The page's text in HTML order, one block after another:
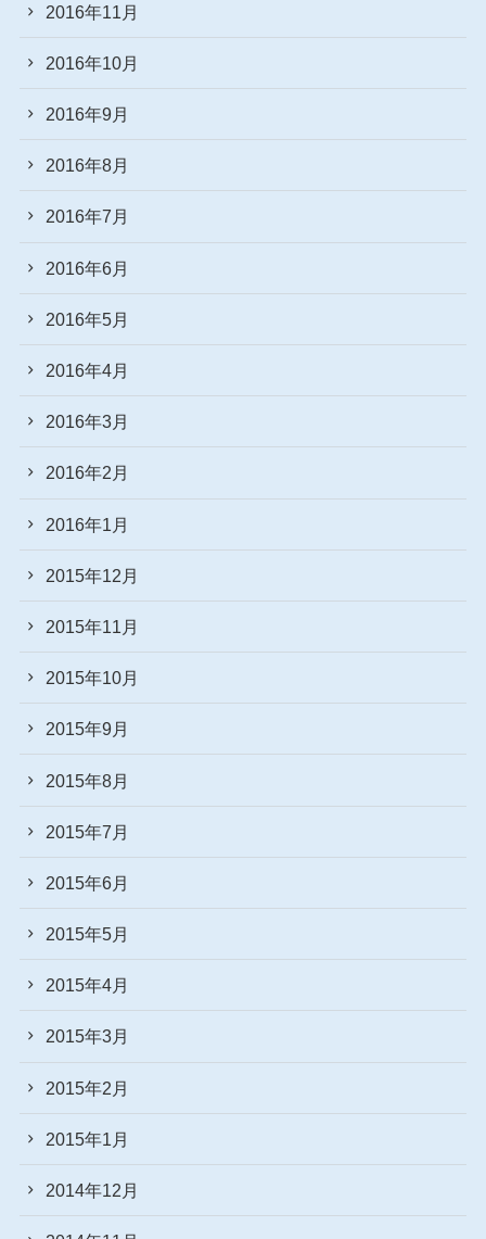
2016年11月
2016年10月
2016年9月
2016年8月
2016年7月
2016年6月
2016年5月
2016年4月
2016年3月
2016年2月
2016年1月
2015年12月
2015年11月
2015年10月
2015年9月
2015年8月
2015年7月
2015年6月
2015年5月
2015年4月
2015年3月
2015年2月
2015年1月
2014年12月